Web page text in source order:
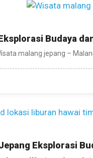
Budaya
malang jepang –
Eksplorasi